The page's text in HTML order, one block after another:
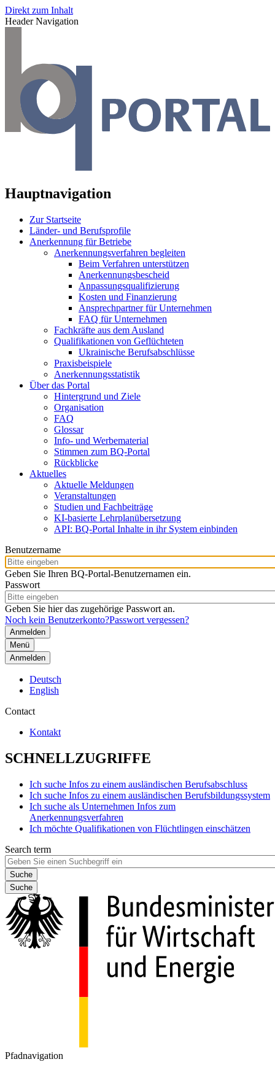
Direkt zum Inhalt
Header Navigation
Hauptnavigation
Zur Startseite
Länder- und Berufsprofile
Anerkennung für Betriebe
Anerkennungsverfahren begleiten
Beim Verfahren unterstützen
Anerkennungsbescheid
Anpassungsqualifizierung
Kosten und Finanzierung
Ansprechpartner für Unternehmen
FAQ für Unternehmen
Fachkräfte aus dem Ausland
Qualifikationen von Geflüchteten
Ukrainische Berufsabschlüsse
Praxisbeispiele
Anerkennungsstatistik
Über das Portal
Hintergrund und Ziele
Organisation
FAQ
Glossar
Info- und Werbematerial
Stimmen zum BQ-Portal
Rückblicke
Aktuelles
Aktuelle Meldungen
Veranstaltungen
Studien und Fachbeiträge
KI-basierte Lehrplanübersetzung
API: BQ-Portal Inhalte in ihr System einbinden
Benutzername
Geben Sie Ihren BQ-Portal-Benutzernamen ein.
Passwort
Geben Sie hier das zugehörige Passwort an.
Noch kein Benutzerkonto?Passwort vergessen?
Menü
Anmelden
Deutsch
English
Contact
Kontakt
SCHNELLZUGRIFFE
Ich suche Infos zu einem ausländischen Berufsabschluss
Ich suche Infos zu einem ausländischen Berufsbildungssystem
Ich suche als Unternehmen Infos zum
Anerkennungsverfahren
Ich möchte Qualifikationen von Flüchtlingen einschätzen
Search term
Suche
Pfadnavigation